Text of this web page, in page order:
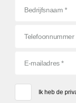
Ik heb de